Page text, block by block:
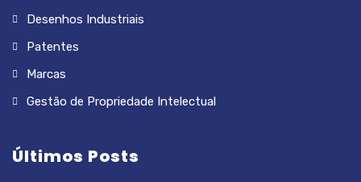
Desenhos Industriais
Patentes
Marcas
Gestão de Propriedade Intelectual
Últimos Posts